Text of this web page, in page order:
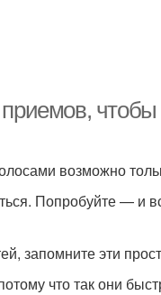
возможно
Попробуйте — и
запомните эти
что так они